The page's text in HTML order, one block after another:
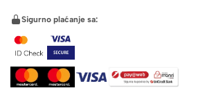
Sigurno plaćanje sa: